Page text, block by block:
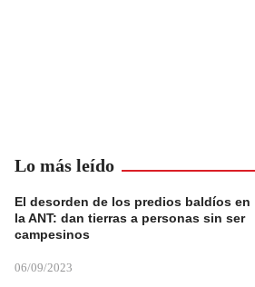
Lo más leído
El desorden de los predios baldíos en
la ANT: dan tierras a personas sin ser
campesinos
06/09/2023